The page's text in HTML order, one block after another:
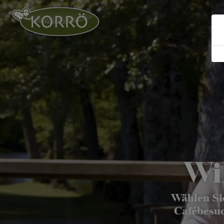
Wählen